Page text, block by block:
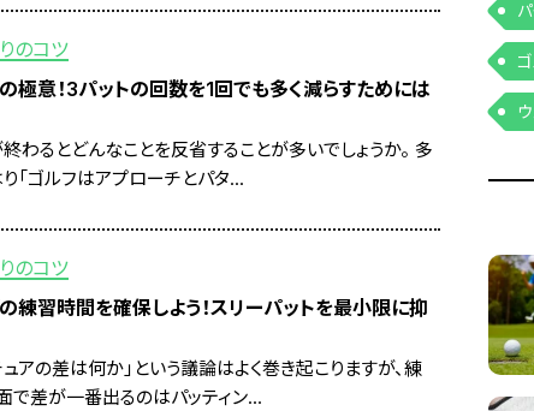
のコツ
極意！3パットの回数を1回でも多く減らすためには
わるとどんなことを反省することが多いでしょうか。 多
り「ゴルフはアプローチとパタ...
のコツ
練習時間を確保しよう！スリーパットを最小限に抑
ュアの差は何か」という議論はよく巻き起こりますが、練
で差が一番出るのはパッティン...